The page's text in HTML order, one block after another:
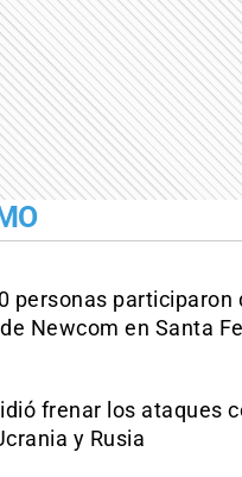
personas participaron
Newcom en Santa Fe
frenar los ataques
y Rusia